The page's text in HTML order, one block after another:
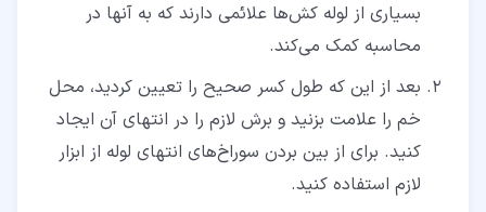
بسیاری از لوله کش‌ها علائمی دارند که به آنها در
محاسبه کمک می‌کند.
بعد از این که طول کسر صحیح را تعیین کردید، محل
خم را علامت بزنید و برش لازم را در انتهای آن ایجاد
کنید. برای از بین بردن سوراخ‌های انتهای لوله از ابزار
لازم استفاده کنید.